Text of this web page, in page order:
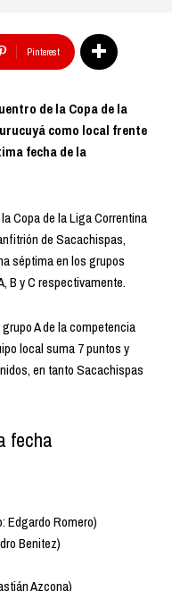
Pinterest
de la Copa de la
como local frente
fecha de la
Copa de la Liga Correntina
de Sacachispas,
séptima en los grupos
B y C respectivamente.
A de la competencia
local suma 7 puntos y
en tanto Sacachispas
fecha
Edgardo Romero)
Benitez)
Azcona)